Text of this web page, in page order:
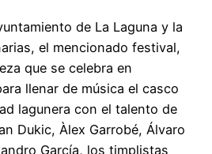
de La Laguna y la
el mencionado festival,
que se celebra en
llenar de música el casco
lagunera con el talento de
Dukic, Àlex Garrobé, Álvaro
García, los timplistas